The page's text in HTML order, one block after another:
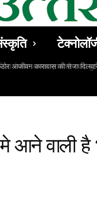
आजीवन कारावास की सजा
वाली है